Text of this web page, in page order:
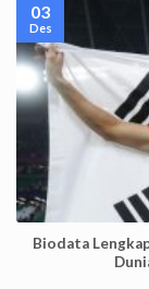
Biodata
03
Des